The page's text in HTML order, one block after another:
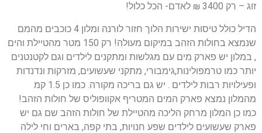
זוג – רק 3400 ₪ לאדם- הכל כלול!
הדיל כולל טיסות ישירות הלוך חזור לורנה ומלון 4 כוכבים מהמם
שנמצא בחולות הזהב במיקום מעולה! רק 150 מטר מהטיילת והים
, במלון יש פארק מים עם מגלשות ומתקנים לילדים וגם לקטנטנים
יותר כמו טרמפולינות,גימבורי, מתקני שעשועים, מזרקות ונדנדות
ופעילויות רבות לילדים . יש גם בריכה מקורה. כמו כן 1.5 קמ
מהמלון נמצא פארק המים המטריף אקוופוליס של חולות הזהב!
כמו כן המלון מרחק הליכה מהטיילת של חולות הזהב שם גם יש
פארק שעשועים לילדים שפע חנויות, בתי קפה, בארים וחי לילה